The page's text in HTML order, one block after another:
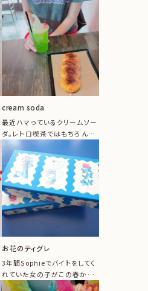
した♡季節によって中のフルー
ツが変...
cream soda
最近ハマっているクリームソー
ダ。レトロ喫茶ではもちろん、
先日行ってきた伊香保温泉石
段街で3...
お花のティグレ
3年間Sophieでバイトをしてく
れていた女の子がこの春から
新社会人として第一歩を踏み